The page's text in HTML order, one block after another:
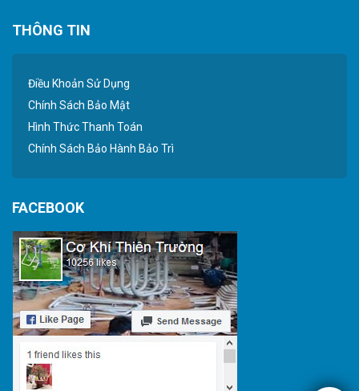
THÔNG TIN
Điều Khoản Sử Dụng
Chính Sách Bảo Mật
Hình Thức Thanh Toán
Chính Sách Bảo Hành Bảo Trì
FACEBOOK